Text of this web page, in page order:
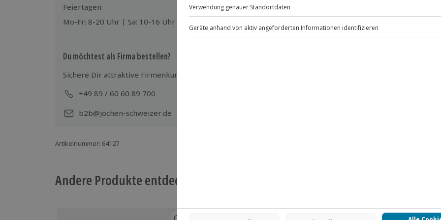
Teilnehmer
Gutschein gültig für 2 Personen
Hinweis
Die Bubble Suite ist nicht beheizt
Feiertagen:
Mo-Fr: 8-20 Uhr | Sa: 10-16 Uhr
Du möchtest als Firma bestellen?
Sichere Dir attraktive Firmenkunden Vorteile.
+49 89 / 60 60 89 700
b2b@jochen-schweizer.de
Artikelnummer: 64127
Andere Produkte entdecken